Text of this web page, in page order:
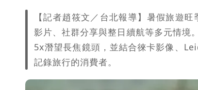
【記者趙筱文／台北報導】暑假旅遊
影片、社群分享與整日續航等多元情
5x潛望長焦鏡頭，並結合徠卡影像、
記錄旅行的消費者。